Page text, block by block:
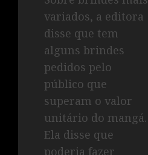
variados, a editora
disse que tem
alguns brindes
pedidos pelo
público que
superam o valor
unitário do mangá.
Ela disse que
poderia fazer